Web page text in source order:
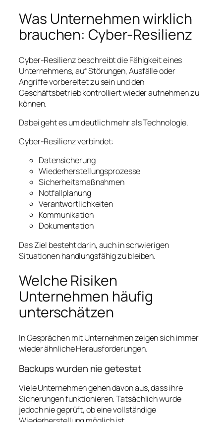
Was Unternehmen wirklich
brauchen: Cyber-Resilienz
Cyber-Resilienz beschreibt die Fähigkeit eines
Unternehmens, auf Störungen, Ausfälle oder
Angriffe vorbereitet zu sein und den
Geschäftsbetrieb kontrolliert wieder aufnehmen zu
können.
Dabei geht es um deutlich mehr als Technologie.
Cyber-Resilienz verbindet:
Datensicherung
Wiederherstellungsprozesse
Sicherheitsmaßnahmen
Notfallplanung
Verantwortlichkeiten
Kommunikation
Dokumentation
Das Ziel besteht darin, auch in schwierigen
Situationen handlungsfähig zu bleiben.
Welche Risiken
Unternehmen häufig
unterschätzen
In Gesprächen mit Unternehmen zeigen sich immer
wieder ähnliche Herausforderungen.
Backups wurden nie getestet
Viele Unternehmen gehen davon aus, dass ihre
Sicherungen funktionieren. Tatsächlich wurde
jedoch nie geprüft, ob eine vollständige